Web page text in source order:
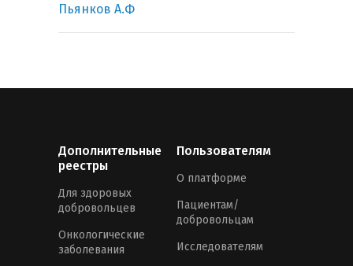
Пьянков А.Ф
Дополнительные
реестры
Для здоровых
добровольцев
Онкологические
заболевания
Пользователям
О платформе
Пациентам/
добровольцам
Исследователям